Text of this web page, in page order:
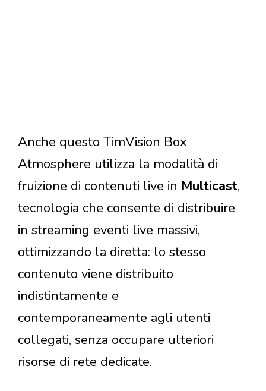
Anche questo TimVision Box
Atmosphere utilizza la modalità di
fruizione di contenuti live in Multicast,
tecnologia che consente di distribuire
in streaming eventi live massivi,
ottimizzando la diretta: lo stesso
contenuto viene distribuito
indistintamente e
contemporaneamente agli utenti
collegati, senza occupare ulteriori
risorse di rete dedicate.